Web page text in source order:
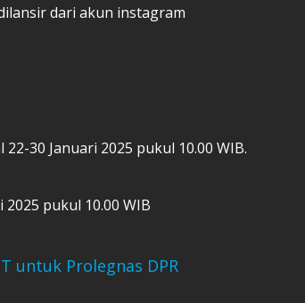
dari akun instagram
30 Januari 2025 pukul 10.00 WIB.
pukul 10.00 WIB
untuk Prolegnas DPR